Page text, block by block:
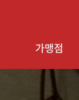
가맹점